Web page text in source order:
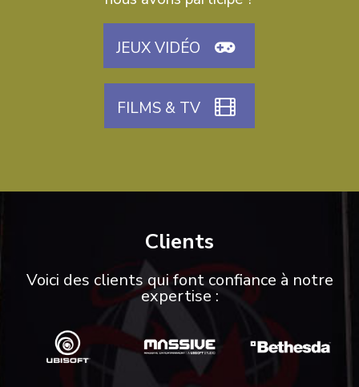
JEUX VIDÉO
FILMS & TV
Clients
Voici des clients qui font confiance à notre
expertise :